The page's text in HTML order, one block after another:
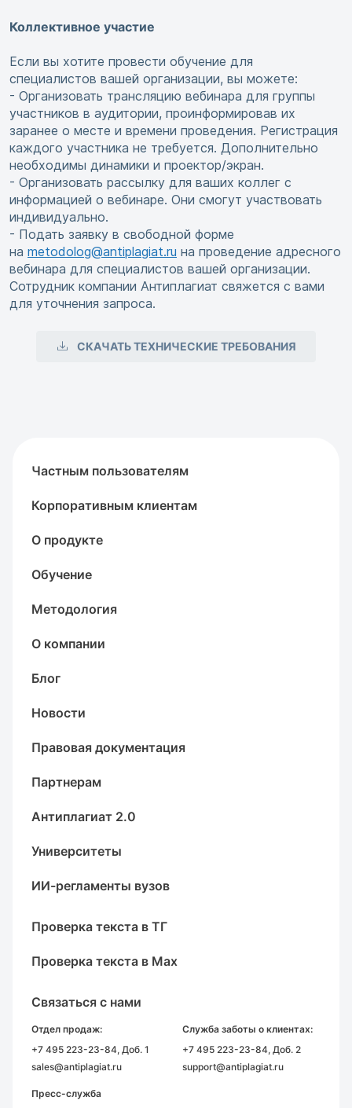
Коллективное участие
Если вы хотите провести обучение для
специалистов вашей организации, вы можете:
- Организовать трансляцию вебинара для группы
участников в аудитории, проинформировав их
заранее о месте и времени проведения. Регистрация
каждого участника не требуется. Дополнительно
необходимы динамики и проектор/экран.
- Организовать рассылку для ваших коллег с
информацией о вебинаре. Они смогут участвовать
индивидуально.
- Подать заявку в свободной форме
на metodolog@antiplagiat.ru на проведение адресного
вебинара для специалистов вашей организации.
Сотрудник компании Антиплагиат свяжется с вами
для уточнения запроса.
СКАЧАТЬ ТЕХНИЧЕСКИЕ ТРЕБОВАНИЯ
Частным пользователям
Корпоративным клиентам
О продукте
Обучение
Методология
О компании
Блог
Новости
Правовая документация
Партнерам
Антиплагиат 2.0
Университеты
ИИ-регламенты вузов
Проверка текста в ТГ
Проверка текста в Max
Связаться с нами
Отдел продаж:
+7 495 223-23-84, Доб. 1
sales@antiplagiat.ru
Служба заботы о клиентах:
+7 495 223-23-84, Доб. 2
support@antiplagiat.ru
Пресс-служба